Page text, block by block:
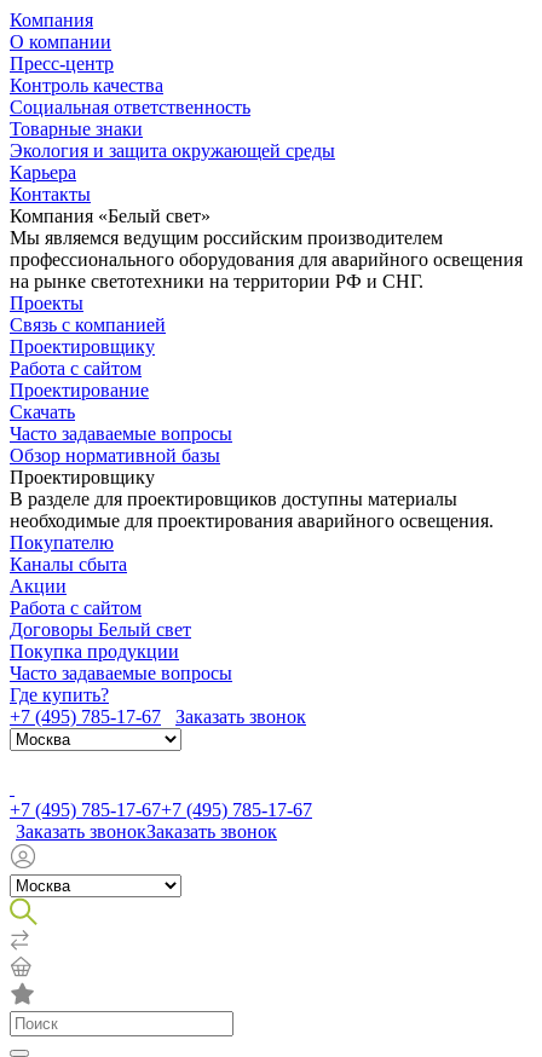
Компания
О компании
Пресс-центр
Контроль качества
Социальная ответственность
Товарные знаки
Экология и защита окружающей среды
Карьера
Контакты
Компания «Белый свет»
Мы являемся ведущим российским производителем
профессионального оборудования для аварийного освещения
на рынке светотехники на территории РФ и СНГ.
Проекты
Связь с компанией
Проектировщику
Работа с сайтом
Проектирование
Скачать
Часто задаваемые вопросы
Обзор нормативной базы
Проектировщику
В разделе для проектировщиков доступны материалы
необходимые для проектирования аварийного освещения.
Покупателю
Каналы сбыта
Акции
Работа с сайтом
Договоры Белый свет
Покупка продукции
Часто задаваемые вопросы
Где купить?
+7 (495) 785-17-67
Заказать звонок
+7 (495) 785-17-67+7 (495) 785-17-67
Заказать звонокЗаказать звонок